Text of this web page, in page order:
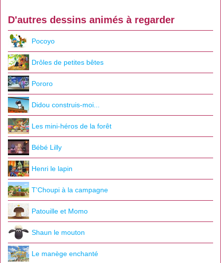
D'autres dessins animés à regarder
Pocoyo
Drôles de petites bêtes
Pororo
Didou construis-moi...
Les mini-héros de la forêt
Bébé Lilly
Henri le lapin
T'Choupi à la campagne
Patouille et Momo
Shaun le mouton
Le manège enchanté